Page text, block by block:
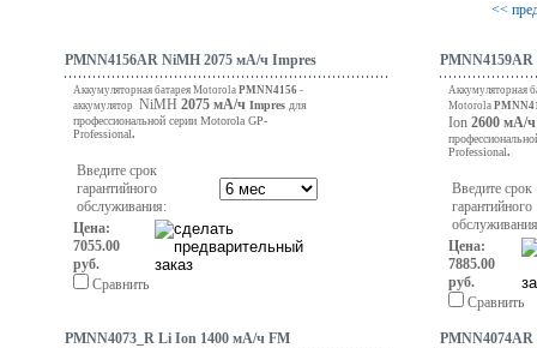
<<
PMNN4156AR NiMH 2075 мА/ч Impres
Аккумуляторная батарея Motorola PMNN4156 -
аккумулятор NiMH 2075 мА/ч Impres для
профессиональной серии Motorola GP-
Professional.
Введите срок
гарантийного
обслуживания:
Цена:
7055.00
руб.
Сравнить
Аккумуляторная
Motorola
Ion 2600 мА/ч
Professional.
Введите срок
гарантийного
Цена:
7885.00
руб.
Сравнить
PMNN4073_R Li Ion 1400 мА/ч FM